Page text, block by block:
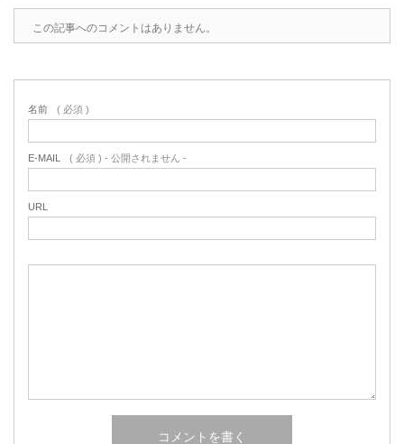
この記事へのコメントはありません。
名前 ( 必須 )
E-MAIL ( 必須 ) - 公開されません -
URL